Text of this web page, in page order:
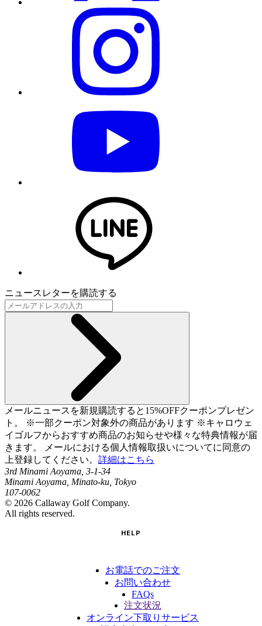
ニュースレターを購読する
メールニュースを新規購読すると15%OFFクーポンプレゼン
ト。 ※一部クーポン対象外の商品があります ※キャロウェ
イゴルフからおすすめ商品のお知らせや様々な特典情報が届
きます。 メールにおける個人情報取扱いについてに同意の
上登録してください。 詳細はこちら
3rd Minami Aoyama, 3-1-34
Minami Aoyama, Minato-ku, Tokyo
107-0062
© 2026 Callaway Golf Company.
All rights reserved.
HELP
お電話でのご注文
お問い合わせ
FAQs
注文状況
オンライン下取りサービス